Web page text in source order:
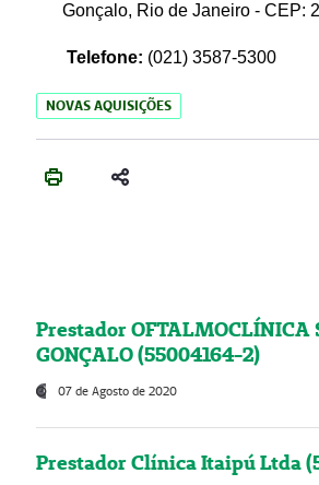
Gonçalo, Rio de Janeiro - CEP:
Telefone: (021) 3587-5300
NOVAS AQUISIÇÕES
Prestador OFTALMOCLÍNICA
GONÇALO (55004164-2)
07 de Agosto de 2020
Prestador Clínica Itaipú Ltda